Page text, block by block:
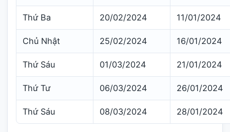
Thứ Ba 20/02/2024 11/01/2024
Chủ Nhật 25/02/2024 16/01/2024
Thứ Sáu 01/03/2024 21/01/2024
Thứ Tư 06/03/2024 26/01/2024
Thứ Sáu 08/03/2024 28/01/2024